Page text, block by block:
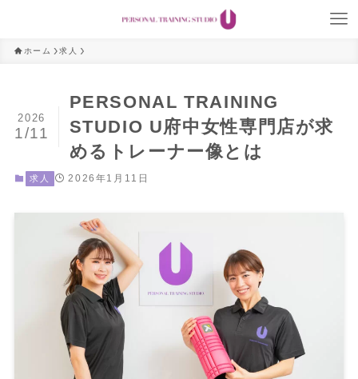
ホーム 求人
PERSONAL TRAINING
STUDIO U府中女性専門店が求
めるトレーナー像とは
2026
1/11
求人 2026年1月11日